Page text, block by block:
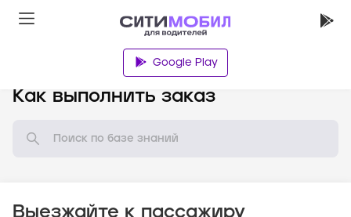
Google Play
Как выполнить заказ
Выезжайте к пассажиру